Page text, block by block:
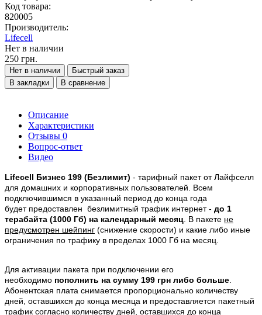
Код товара:
820005
Производитель:
Lifecell
Нет в наличии
250 грн.
Нет в наличии
Быстрый заказ
В закладки
В сравнение
Описание
Характеристики
Отзывы 0
Вопрос-ответ
Видео
Lifecell Бизнес 199 (Безлимит) - тарифный пакет от Лайфселл
для домашних и корпоративных пользователей. Всем
подключившимся в указанный период до конца года
будет предоставлен безлимитный трафик интернет - до 1
терабайта (1000 Гб) на календарный месяц . В пакете не
предусмотрен шейпинг (снижение скорости) и какие либо иные
ограничения по трафику в пределах 1000 Гб на месяц.
Для активации пакета при подключении его
необходимо пополнить на сумму 199 грн либо больше
Абонентская плата снимается пропорционально количеству
дней, оставшихся до конца месяца и предоставляется пакетный
трафик согласно количеству дней, оставшихся до конца